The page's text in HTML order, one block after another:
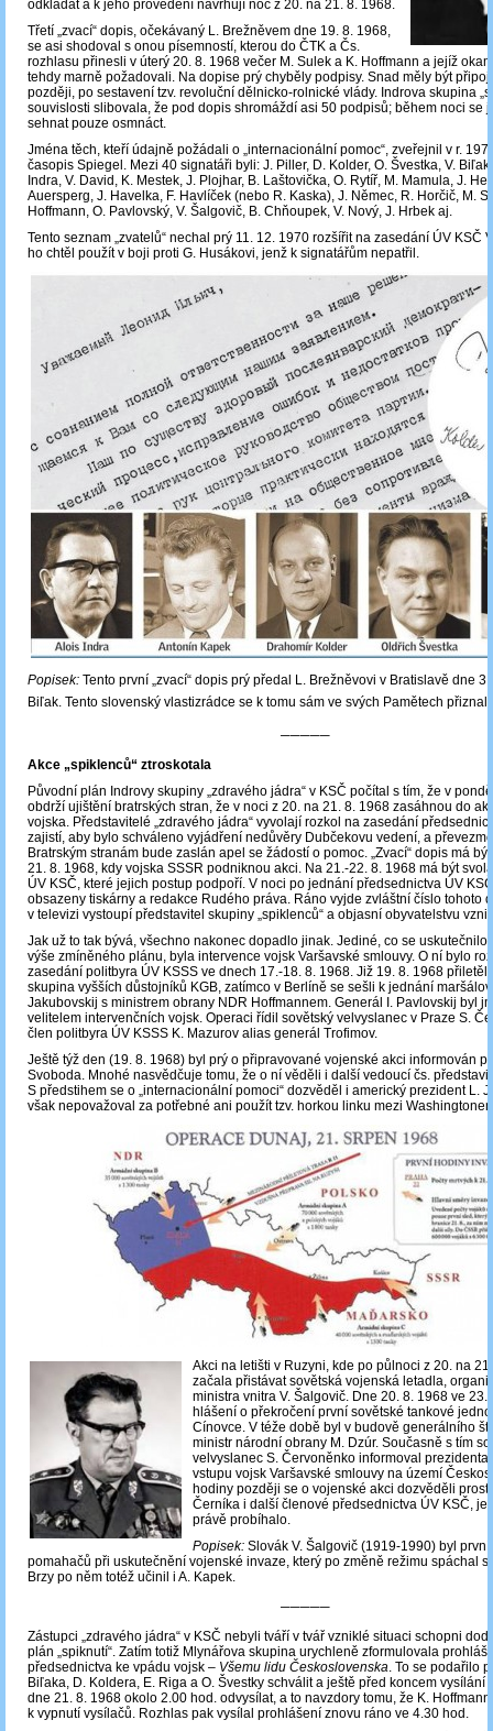
odkládat a k jeho provedení navrhují noc z 20. na 21. 8. 1968.
Třetí „zvací“ dopis, očekávaný L. Brežněvem dne 19. 8. 1968,
se asi shodoval s onou písemností, kterou do ČTK a Čs.
rozhlasu přinesli v úterý 20. 8. 1968 večer M. Sulek a K. Hoffmann a jejíž
tehdy marně požadovali. Na dopise prý chyběly podpisy. Snad měly být
později, po sestavení tzv. revoluční dělnicko-rolnické vlády. Indrova skupina
souvislosti slibovala, že pod dopis shromáždí asi 50 podpisů; během noci se
sehnat pouze osmnáct.
Jména těch, kteří údajně požádali o „internacionální pomoc“, zveřejnil v r.
časopis Spiegel. Mezi 40 signatáři byli: J. Piller, D. Kolder, O. Švestka, V.
Indra, V. David, K. Mestek, J. Plojhar, B. Laštovička, O. Rytíř, M. Mamula, J.
Auersperg, J. Havelka, F. Havlíček (nebo R. Kaska), J. Němec, R. Horčič, M.
Hoffmann, O. Pavlovský, V. Šalgovič, B. Chňoupek, V. Nový, J. Hrbek aj.
Tento seznam „zvatelů“ nechal prý 11. 12. 1970 rozšířit na zasedání ÚV KSČ
ho chtěl použít v boji proti G. Husákovi, jenž k signatářům nepatřil.
Popisek: Tento první „zvací“ dopis prý předal L. Brežněvovi v Bratislavě dne
Biľak. Tento slovenský vlastizrádce se k tomu sám ve svých Pamětech přiznal.
─────
Akce „spiklenců“ ztroskotala
Původní plán Indrovy skupiny „zdravého jádra“ v KSČ počítal s tím, že v
obdrží ujištění bratrských stran, že v noci z 20. na 21. 8. 1968 zasáhnou do
vojska. Představitelé „zdravého jádra“ vyvolají rozkol na zasedání
zajistí, aby bylo schváleno vyjádření nedůvěry Dubčekovu vedení, a
Bratrským stranám bude zaslán apel se žádostí o pomoc. „Zvací“ dopis má
21. 8. 1968, kdy vojska SSSR podniknou akci. Na 21.-22. 8. 1968 má být
ÚV KSČ, které jejich postup podpoří. V noci po jednání předsednictva ÚV
obsazeny tiskárny a redakce Rudého práva. Ráno vyjde zvláštní číslo tohoto
v televizi vystoupí představitel skupiny „spiklenců“ a objasní obyvatelstvu
Jak už to tak bývá, všechno nakonec dopadlo jinak. Jediné, co se uskutečnilo
výše zmíněného plánu, byla intervence vojsk Varšavské smlouvy. O ní bylo
zasedání politbyra ÚV KSSS ve dnech 17.-18. 8. 1968. Již 19. 8. 1968
skupina vyšších důstojníků KGB, zatímco v Berlíně se sešli k jednání
Jakubovskij s ministrem obrany NDR Hoffmannem. Generál I. Pavlovskij byl
velitelem intervenčních vojsk. Operaci řídil sovětský velvyslanec v Praze S.
člen politbyra ÚV KSSS K. Mazurov alias generál Trofimov.
Ještě týž den (19. 8. 1968) byl prý o připravované vojenské akci informován
Svoboda. Mnohé nasvědčuje tomu, že o ní věděli i další vedoucí čs.
S předstihem se o „internacionální pomoci“ dozvěděl i americký prezident L.
však nepovažoval za potřebné ani použít tzv. horkou linku mezi
Akci na letišti v Ruzyni, kde po půlnoci z 20. na
začala přistávat sovětská vojenská letadla,
ministra vnitra V. Šalgovič. Dne 20. 8. 1968 ve
hlášení o překročení první sovětské tankové
Cínovce. V téže době byl v budově generálního
ministr národní obrany M. Dzúr. Současně s tím
velvyslanec S. Červoněnko informoval prezidenta
vstupu vojsk Varšavské smlouvy na území
hodiny později se o vojenské akci dozvěděli
Černíka i další členové předsednictva ÚV KSČ,
právě probíhalo.
Popisek: Slovák V. Šalgovič (1919-1990) byl první
pomahačů při uskutečnění vojenské invaze, který po změně režimu spáchal
Brzy po něm totéž učinil i A. Kapek.
─────
Zástupci „zdravého jádra“ v KSČ nebyli tváří v tvář vzniklé situaci schopni
plán „spiknutí“. Zatím totiž Mlynářova skupina urychleně zformulovala
předsednictva ke vpádu vojsk ‒ Všemu lidu Československa. To se podařilo
Biľaka, D. Koldera, E. Riga a O. Švestky schválit a ještě před koncem vysílání
dne 21. 8. 1968 okolo 2.00 hod. odvysílat, a to navzdory tomu, že K.
k vypnutí vysílačů. Rozhlas pak vysílal prohlášení znovu ráno ve 4.30 hod.